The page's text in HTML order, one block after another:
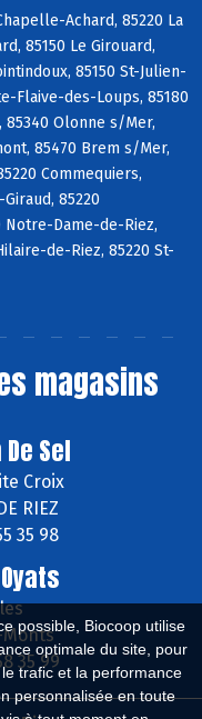
possible, Biocoop utilise
optimale du site, pour
trafic et la performance
personnalisée en toute
Achard, 85220 La
85150 Le Girouard,
85150 St-Julien-
Flaive-des-Loups, 85180
85340 Olonne s/Mer,
85470 Brem s/Mer,
Commequiers,
85220
Notre-Dame-de-Riez,
de-Riez, 85220 St-
magasins
Sel
Croix
RIEZ
35 98
Monts
35 99